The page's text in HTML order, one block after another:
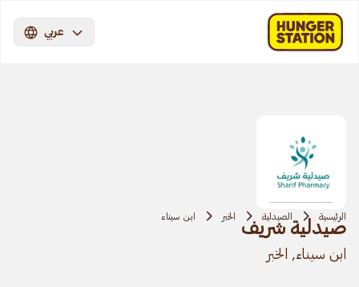
عربي
الرئيسية الصيدلية الخبر ابن سيناء
صيدلية شريف
ابن سيناء, الخبر